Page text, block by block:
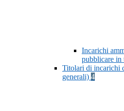
Incarichi
pubblicare in
Titolari di incarichi
generali) 4